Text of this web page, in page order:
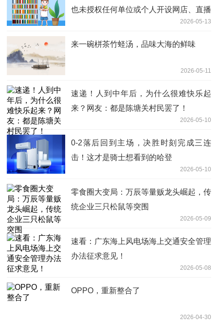
也未授权任何单位或个人开设网店、直播
2026-05-13
来一碗栟茶竹蛏汤，品味大海的鲜味
2026-05-11
速递！人到中年后，为什么很难快乐起
来？网友：都是陈塘关村民罢了！
2026-05-10
0-2落后回到主场，决胜时刻完成三连
击！这才是骑士想看到的哈登
2026-05-10
零食圈大变局：万辰等量贩龙头崛起，传
统企业三只松鼠等突围
2026-05-09
速看：广东海上风电场海上交通安全管理
办法征求意见！
2026-05-08
OPPO，重新整合了
2026-04-30